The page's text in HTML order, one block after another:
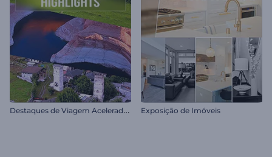
D
estaques de Viagem Acelerados Exposição de Imóveis